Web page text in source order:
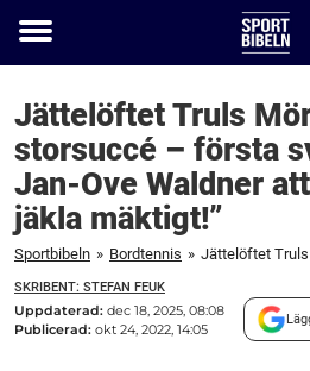
Toggle
Jättelöftet Truls
storsuccé – första
Jan-Ove Waldner
jäkla mäktigt!”
Sportbibeln » Bordtennis »
SKRIBENT: STEFAN FEUK
Uppdaterad: dec 18, 2025, 08:08
Publicerad: okt 24, 2022, 14:05